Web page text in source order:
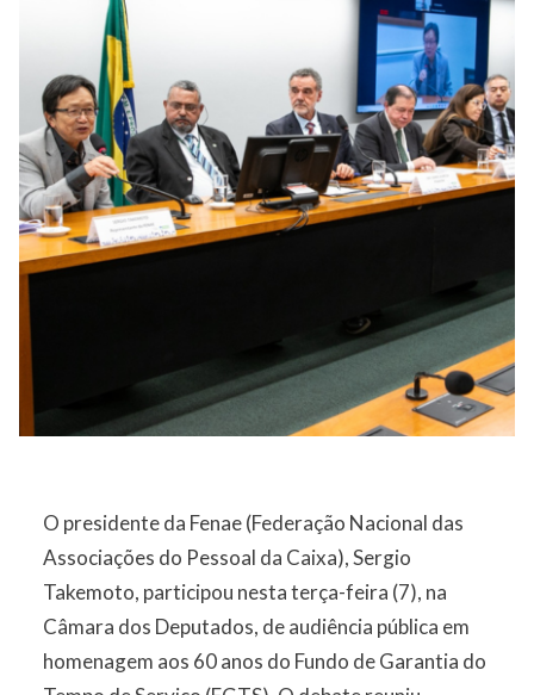
O presidente da Fenae (Federação Nacional das
Associações do Pessoal da Caixa), Sergio
Takemoto, participou nesta terça-feira (7), na
Câmara dos Deputados, de audiência pública em
homenagem aos 60 anos do Fundo de Garantia do